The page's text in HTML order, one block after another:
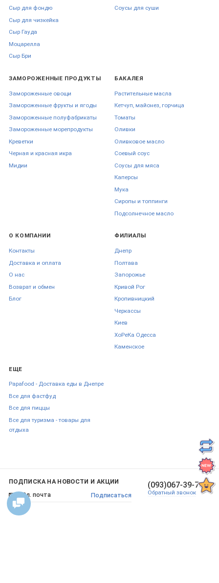
Сыр для фондю
Сыр для чизкейка
Сыр Гауда
Моцарелла
Сыр Бри
Соусы для суши
ЗАМОРОЖЕННЫЕ ПРОДУКТЫ
Замороженные овощи
Замороженные фрукты и ягоды
Замороженные полуфабрикаты
Замороженные морепродукты
Креветки
Черная и красная икра
Мидии
БАКАЛЕЯ
Растительные масла
Кетчуп, майонез, горчица
Томаты
Оливки
Оливковое масло
Соевый соус
Соусы для мяса
Каперсы
Мука
Сиропы и топпинги
Подсолнечное масло
О КОМПАНИИ
Контакты
Доставка и оплата
О нас
Возврат и обмен
Блог
ФИЛИАЛЫ
Днепр
Полтава
Запорожье
Кривой Рог
Кропивницкий
Черкаcсы
Киев
ХоРеКа Одесса
Каменское
ЕЩЕ
Papafood - Доставка еды в Днепре
Все для фастфуд
Все для пиццы
Все для туризма - товары для
отдыха
ПОДПИСКА НА НОВОСТИ И АКЦИИ
Подписаться
(093)067-39-70
Обратный звонок